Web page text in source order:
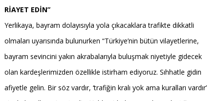
RİAYET EDİN”
Yerlikaya, bayram dolayısıyla yola çıkacaklara trafikte dikkatli
olmaları uyarısında bulunurken “Türkiye’nin bütün vilayetlerine,
bayram sevincini yakın akrabalarıyla buluşmak niyetiyle gidecek
olan kardeşlerimizden özellikle istirham ediyoruz. Sıhhatle gidin
afiyetle gelin. Bir söz vardır, ‘trafiğin kralı yok ama kuralları vardır’